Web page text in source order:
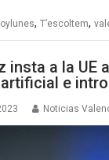
, T’escoltem,
insta a la
e
Noticias